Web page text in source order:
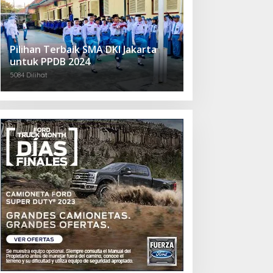
Pilihan Terbaik SMA DKI Jakarta
untuk PPDB 2024
5084 Dilihat